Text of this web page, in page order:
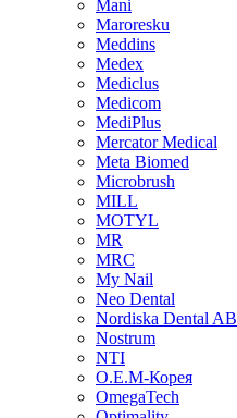
Mani
Maroresku
Meddins
Medex
Mediclus
Medicom
MediPlus
Mercator Medical
Meta Biomed
Microbrush
MILL
MOTYL
MR
MRC
My Nail
Neo Dental
Nordiska Dental AB
Nostrum
NTI
O.E.M-Корея
OmegaTech